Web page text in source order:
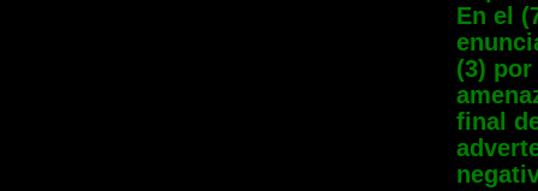
En el
(3)
final